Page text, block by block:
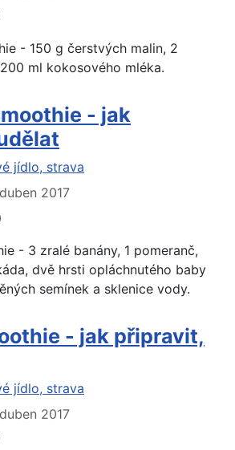
- 150 g čerstvých malin, 2
ml kokosového mléka.
- jak
jídlo, strava
2017
- 3 zralé banány, 1 pomeranč,
dvě hrsti opláchnutého baby
semínek a sklenice vody.
- jak připravit,
jídlo, strava
2017